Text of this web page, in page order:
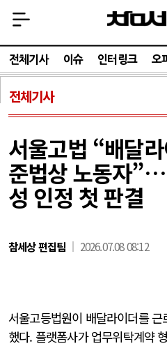
전체기사 이슈 인터링크 오
전체기사
서울고법 “배달
준법상 노동자
성 인정 첫 판결
참세상 편집팀 2026.07.08 08:12
서울고등법원이 배달라이더를
했다. 플랫폼사가 업무위탁계약